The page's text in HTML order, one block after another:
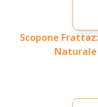
Scopone